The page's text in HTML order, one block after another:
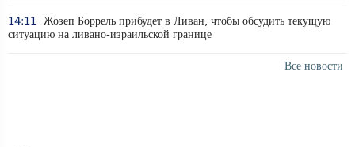
14:11 Жозеп Боррель прибудет в Ливан, чтобы обсудить текущую
ситуацию на ливано-израильской границе
Все новости